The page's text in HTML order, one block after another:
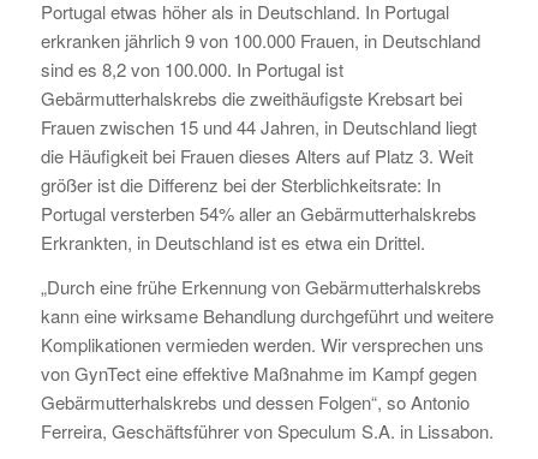
Portugal etwas höher als in Deutschland. In Portugal
erkranken jährlich 9 von 100.000 Frauen, in Deutschland
sind es 8,2 von 100.000. In Portugal ist
Gebärmutterhalskrebs die zweithäufigste Krebsart bei
Frauen zwischen 15 und 44 Jahren, in Deutschland liegt
die Häufigkeit bei Frauen dieses Alters auf Platz 3. Weit
größer ist die Differenz bei der Sterblichkeitsrate: In
Portugal versterben 54% aller an Gebärmutterhalskrebs
Erkrankten, in Deutschland ist es etwa ein Drittel.
„Durch eine frühe Erkennung von Gebärmutterhalskrebs
kann eine wirksame Behandlung durchgeführt und weitere
Komplikationen vermieden werden. Wir versprechen uns
von GynTect eine effektive Maßnahme im Kampf gegen
Gebärmutterhalskrebs und dessen Folgen“, so Antonio
Ferreira, Geschäftsführer von Speculum S.A. in Lissabon.